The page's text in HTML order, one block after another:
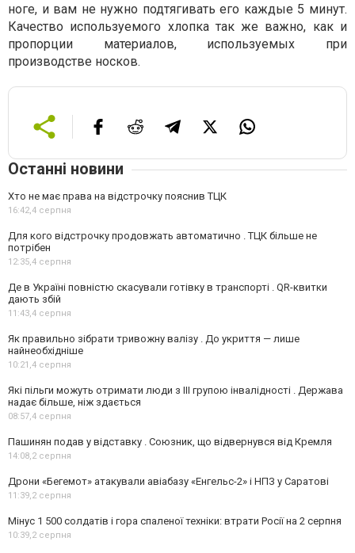
ноге, и вам не нужно подтягивать его каждые 5 минут.
Качество используемого хлопка так же важно, как и
пропорции материалов, используемых при
производстве носков.
Останні новини
Хто не має права на відстрочку пояснив ТЦК
16:42,4 серпня
Для кого відстрочку продовжать автоматично . ТЦК більше не
потрібен
12:35,4 серпня
Де в Україні повністю скасували готівку в транспорті . QR-квитки
дають збій
11:43,4 серпня
Як правильно зібрати тривожну валізу . До укриття — лише
найнеобхідніше
10:21,4 серпня
Які пільги можуть отримати люди з III групою інвалідності . Держава
надає більше, ніж здається
08:57,4 серпня
Пашинян подав у відставку . Союзник, що відвернувся від Кремля
14:08,2 серпня
Дрони «Бегемот» атакували авіабазу «Енгельс-2» і НПЗ у Саратові
11:39,2 серпня
Мінус 1 500 солдатів і гора спаленої техніки: втрати Росії на 2 серпня
10:39,2 серпня